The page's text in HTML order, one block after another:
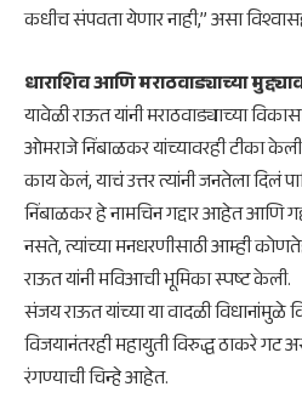
कधीच संपवता येणार नाही,” असा
धाराशिव आणि मराठवाड्याच्या
​यावेळी राऊत यांनी मराठवाड्याच्या
ओमराजे निंबाळकर यांच्यावरही टीका
काय केलं, याचं उत्तर त्यांनी जनतेला दिलं
निंबाळकर हे नामचिन गद्दार आहेत आणि
नसते, त्यांच्या मनधरणीसाठी आम्ही
राऊत यांनी मविआची भूमिका स्पष्ट केली.
​संजय राऊत यांच्या या वादळी विधानांमुळे
विजयानंतरही महायुती विरुद्ध ठाकरे
रंगण्याची चिन्हे आहेत.